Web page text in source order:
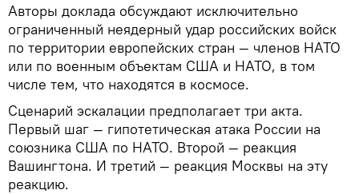
Авторы доклада обсуждают исключительно
ограниченный неядерный удар российских войск
по территории европейских стран — членов НАТО
или по военным объектам США и НАТО, в том
числе тем, что находятся в космосе.
Сценарий эскалации предполагает три акта.
Первый шаг — гипотетическая атака России на
союзника США по НАТО. Второй — реакция
Вашингтона. И третий — реакция Москвы на эту
реакцию.